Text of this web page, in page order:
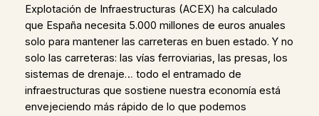
Explotación de Infraestructuras (ACEX) ha calculado
que España necesita 5.000 millones de euros anuales
solo para mantener las carreteras en buen estado. Y no
solo las carreteras: las vías ferroviarias, las presas, los
sistemas de drenaje… todo el entramado de
infraestructuras que sostiene nuestra economía está
envejeciendo más rápido de lo que podemos